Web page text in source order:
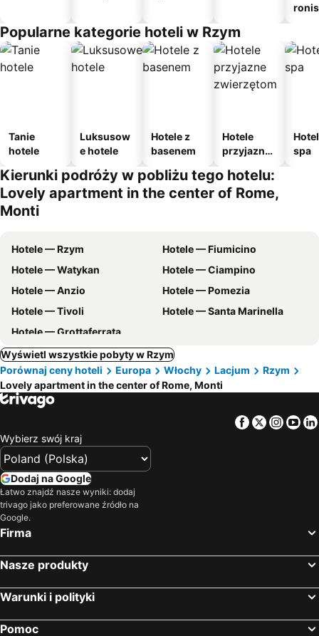
Popularne kategorie hoteli w Rzym
Tanie
hotele
Luksusow
e hotele
Hotele z
basenem
Hotele
przyjazne
m
spa
Kierunki podróży w pobliżu tego hotelu:
Lovely apartment in the center of Rome,
Monti
Hotele — Rzym
Hotele — Fiumicino
Hotele — Watykan
Hotele — Ciampino
Hotele — Anzio
Hotele — Pomezia
Hotele — Tivoli
Hotele — Santa Marinella
Hotele — Grottaferrata
Wyświetl wszystkie pobyty w Rzym
Porównaj ceny hoteli
Europa Włochy Lacjum
Rzym
Lovely apartment in the center of Rome, Monti
Facebook
Twitter
Wybierz swój kraj
Dodaj na Google
Łatwo znajdź nasze wyniki: dodaj
trivago jako preferowane źródło na
Google.
Firma
Nasze produkty
Warunki i polityki
Pomoc